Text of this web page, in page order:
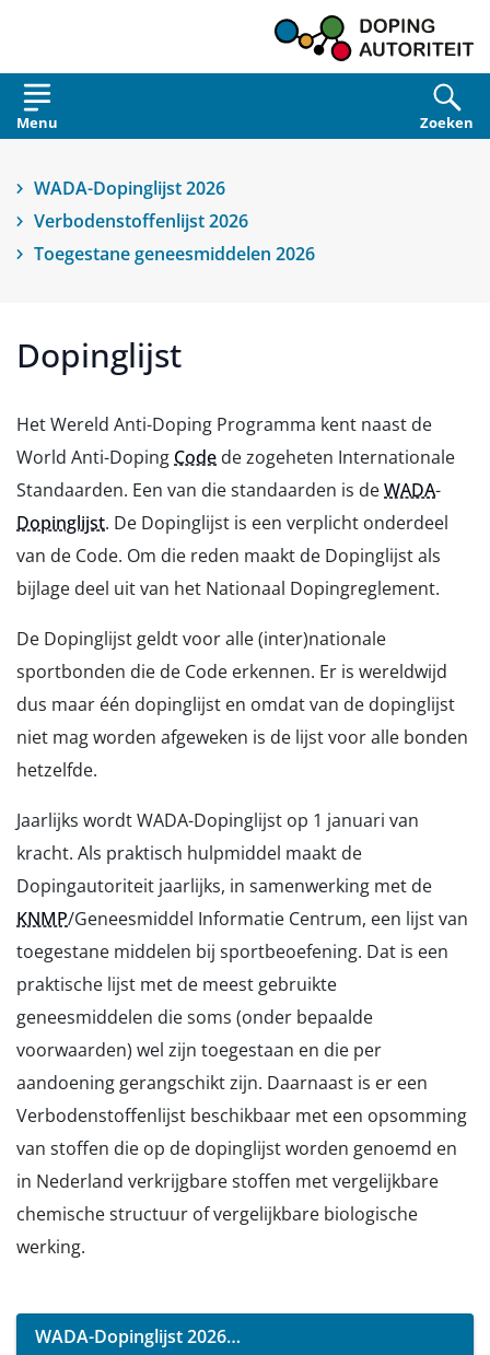
Menu Zoeken
WADA-Dopinglijst 2026
Verbodenstoffenlijst 2026
Toegestane geneesmiddelen 2026
Dopinglijst
Het Wereld Anti-Doping Programma kent naast de
World Anti-Doping Code de zogeheten Internationale
Standaarden. Een van die standaarden is deWADA-
Dopinglijst. De Dopinglijst is een verplicht onderdeel
van de Code. Om die reden maakt de Dopinglijst als
bijlage deel uit van het Nationaal Dopingreglement.
De Dopinglijst geldt voor alle (inter)nationale
sportbonden die de Code erkennen. Er is wereldwijd
dus maar één dopinglijst en omdat van de dopinglijst
niet mag worden afgeweken is de lijst voor alle bonden
hetzelfde.
Jaarlijks wordt WADA-Dopinglijst op 1 januari van
kracht. Als praktisch hulpmiddel maakt de
Dopingautoriteit jaarlijks, in samenwerking met de
KNMP/Geneesmiddel Informatie Centrum, een lijst van
toegestane middelen bij sportbeoefening. Dat is een
praktische lijst met de meest gebruikte
geneesmiddelen die soms (onder bepaalde
voorwaarden) wel zijn toegestaan en die per
aandoening gerangschikt zijn. Daarnaast is er een
Verbodenstoffenlijst beschikbaar met een opsomming
van stoffen die op de dopinglijst worden genoemd en
in Nederland verkrijgbare stoffen met vergelijkbare
chemische structuur of vergelijkbare biologische
werking.
WADA-Dopinglijst 2026